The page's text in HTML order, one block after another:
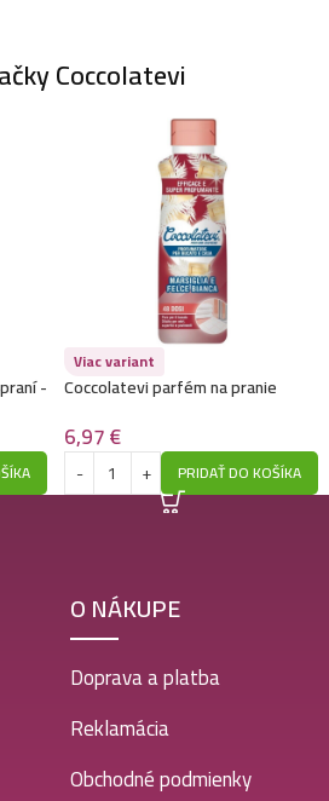
Coccolatevi
-
Viac variant
Coccolatevi parfém na pranie
Bianca
6,97€
PRIDAŤ DO KOŠÍKA
O NÁKUPE
Doprava a platba
Reklamácia
Obchodné podmienky